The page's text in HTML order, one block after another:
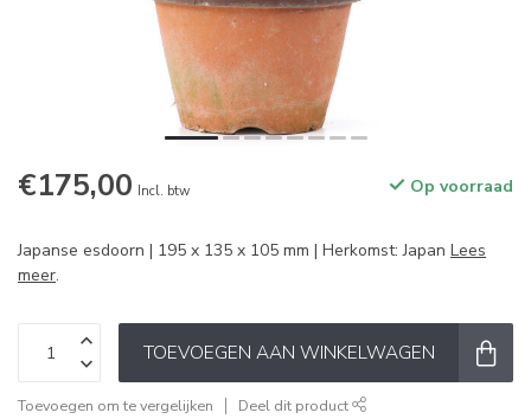
€175,00 Incl. btw Op voorraad
Japanse esdoorn | 195 x 135 x 105 mm | Herkomst: Japan Lees
meer.
TOEVOEGEN AAN WINKELWAGEN
Toevoegen om te vergelijken Deel dit product